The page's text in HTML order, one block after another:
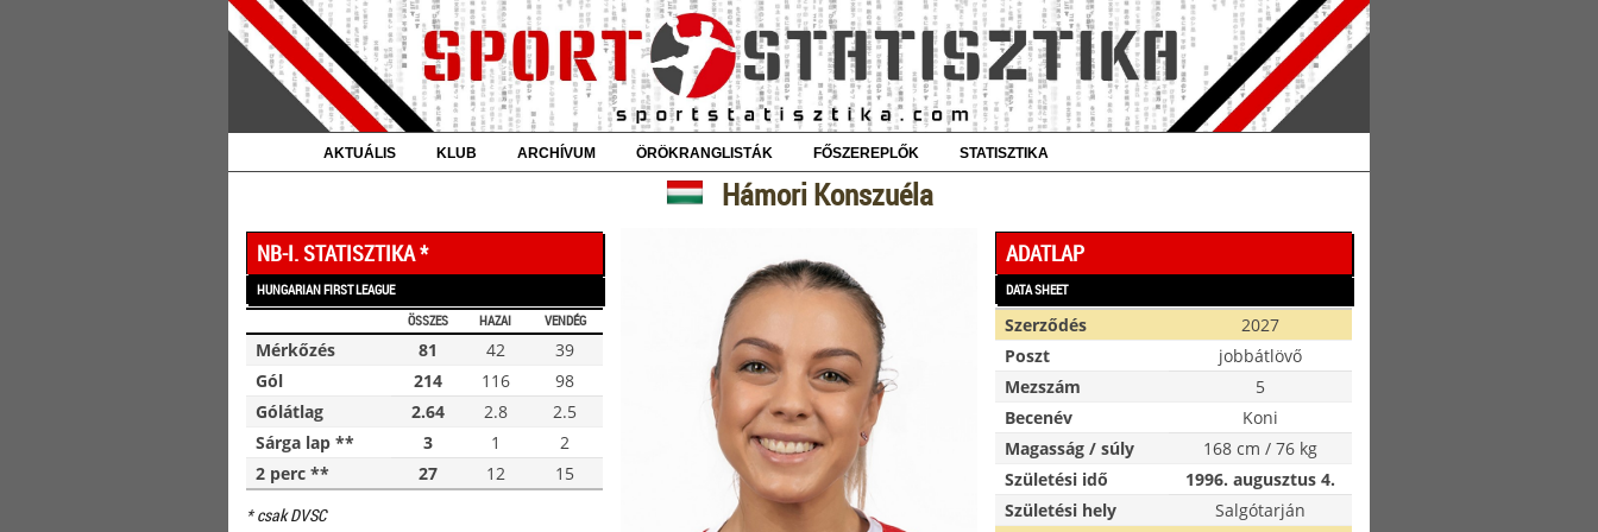
AKTUÁLIS KLUB ARCHÍVUM ÖRÖKRANGLISTÁK FŐSZEREPLŐK STATISZTIKA
Hámori Konszuéla
NB-I. STATISZTIKA *
HUNGARIAN FIRST LEAGUE
ÖSSZES
HAZAI VENDÉG
Mérkőzés 81 42
39
Gól
214 116
98
Gólátlag
2.64 2.8
2.5
Sárga lap **
3 1
2
2 perc **
27 12
15
* csak DVSC
ADATLAP
DATA SHEET
Szerződés
2027
Poszt
jobbátlövő
Mezszám
5
Becenév
Koni
Magasság / súly
168 cm / 76 kg
Születési idő
1996. augusztus 4.
Születési hely
Salgótarján